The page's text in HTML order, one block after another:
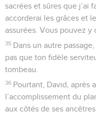
sacrées et sûres que j’ai
accorderai les grâces et
assurées. Vous pouvez y
35 Dans un autre
pas que ton fidèle
tombeau.
36 Pourtant, David, après
l’accomplissement du
aux côtés de ses